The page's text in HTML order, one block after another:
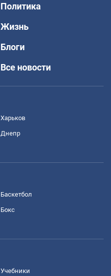
Политика
Жизнь
Блоги
Все новости
Харьков
Днепр
Баскетбол
Бокс
Учебники